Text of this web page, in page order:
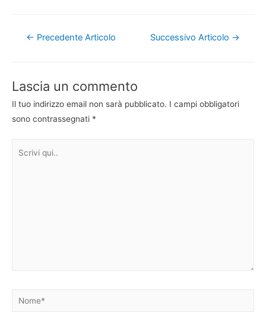
Navigazione
← Precedente Articolo Successivo Articolo →
Lascia un commento
Il tuo indirizzo email non sarà pubblicato. I campi obbligatori
sono contrassegnati *
Nome*